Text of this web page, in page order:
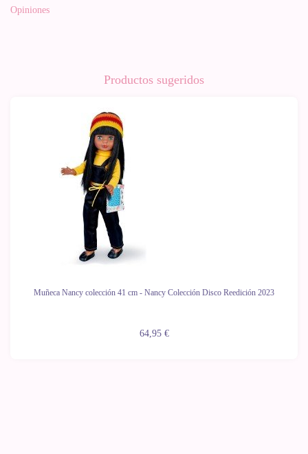
Opiniones
Productos sugeridos
Muñeca Nancy colección 41 cm - Nancy Colección Disco Reedición 2023
64,95 €